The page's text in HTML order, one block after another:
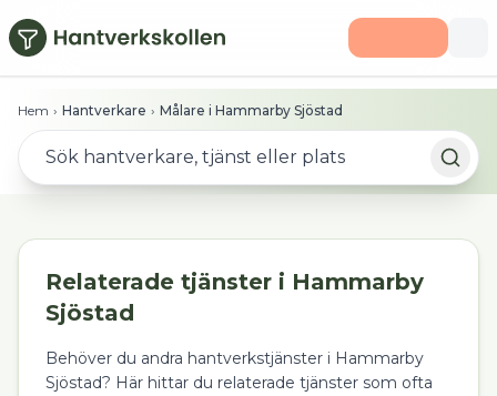
Hoppa till huvudinnehåll
Hem › Hantverkare › Målare i Hammarby Sjöstad
Relaterade tjänster i Hammarby
Sjöstad
Behöver du andra hantverkstjänster i Hammarby
Sjöstad? Här hittar du relaterade tjänster som ofta